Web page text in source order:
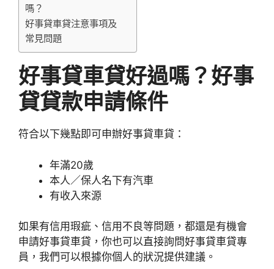
嗎？
好事貸車貸注意事項及
常見問題
好事貸車貸好過嗎？好事
貸貸款申請條件
符合以下幾點即可申辦好事貸車貸：
年滿20歲
本人／保人名下有汽車
有收入來源
如果有信用瑕疵、信用不良等問題，都還是有機會
申請好事貸車貸，你也可以直接詢問好事貸車貸專
員，我們可以根據你個人的狀況提供建議。